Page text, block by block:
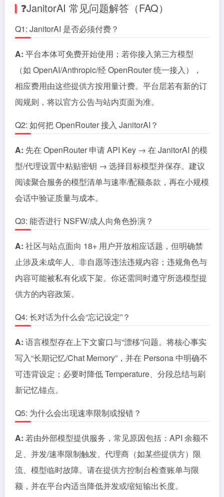
❓JanitorAI 常见问题解答（FAQ）
Q1: JanitorAI 是否必须付费？
A: 平台本体可免费开始使用；若你接入第三方模型
（如 OpenAI/Anthropic/经 OpenRouter 统一接入），
相应费用由这些提供方按用量计费。平台层若有新的订
阅规则，将以官方公告与站内页面为准。
Q2: 如何把 OpenRouter 接入 JanitorAI？
A: 先在 OpenRouter 申请 API Key → 在 JanitorAI 的模
型/代理设置中粘贴密钥 → 选择目标模型并保存。建议
阅读聚合服务的模型清单与速率/配额条款，再在小规模
会话中验证质量与成本。
Q3: 能否进行 NSFW/成人向角色扮演？
A: 社区与站点面向 18+ 用户开放相应话题，但明确禁
止涉及未成年人、非自愿等违法违规内容；违规角色与
内容可能被私有化或下架。你还需同时遵守所选模型提
供方的内容政策。
Q4: 长对话为什么会“忘记设定”？
A: 语言模型存在上下文窗口与“漂移”问题。将核心事实
写入“长期记忆/Chat Memory”，并在 Persona 中明确不
可违背设定；必要时降低 Temperature、分段总结与刷
新记忆锚点。
Q5: 为什么会出现速率限制或报错？
A: 若由外部模型提供服务，常见原因包括：API 余额不
足、并发/速率限制触发、代理商（如某些提供方）限
流、模型临时故障。请在提供方控制台检查账单与限
额，并在平台内适当降低并发或缩短输出长度。